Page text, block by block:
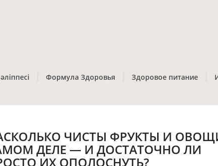
Формула Здоровья Здоровое питание
ЧИСТЫ ФРУКТЫ И
ДЕЛЕ — И ДОСТАТОЧНО ЛИ
ИХ ОПОЛОСНУТЬ?